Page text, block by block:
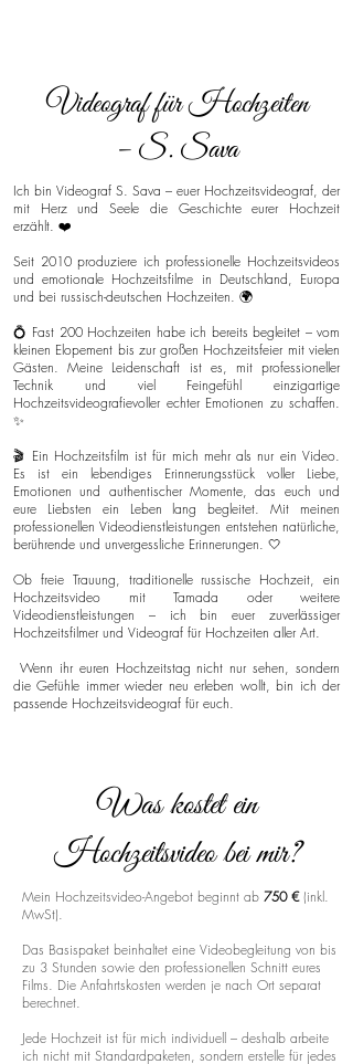
Videograf für Hochzeiten
– S. Sava
Ich bin Videograf S. Sava – euer Hochzeitsvideograf, der
mit Herz und Seele die Geschichte eurer Hochzeit
erzählt. ❤️
Seit 2010 produziere ich professionelle Hochzeitsvideos
und emotionale Hochzeitsfilme in Deutschland, Europa
und bei russisch-deutschen Hochzeiten. 🌍
💍 Fast 200 Hochzeiten habe ich bereits begleitet – vom
kleinen Elopement bis zur großen Hochzeitsfeier mit vielen
Gästen. Meine Leidenschaft ist es, mit professioneller
Technik und viel Feingefühl einzigartige
Hochzeitsvideografievoller echter Emotionen zu schaffen.
✨
🎬 Ein Hochzeitsfilm ist für mich mehr als nur ein Video.
Es ist ein lebendiges Erinnerungsstück voller Liebe,
Emotionen und authentischer Momente, das euch und
eure Liebsten ein Leben lang begleitet. Mit meinen
professionellen Videodienstleistungen entstehen natürliche,
berührende und unvergessliche Erinnerungen. 🤍
Ob freie Trauung, traditionelle russische Hochzeit, ein
Hochzeitsvideo mit Tamada oder weitere
Videodienstleistungen – ich bin euer zuverlässiger
Hochzeitsfilmer und Videograf für Hochzeiten aller Art.
Wenn ihr euren Hochzeitstag nicht nur sehen, sondern
die Gefühle immer wieder neu erleben wollt, bin ich der
passende Hochzeitsvideograf für euch.
Was kostet ein
Hochzeitsvideo bei mir?
Mein Hochzeitsvideo-Angebot beginnt ab 750 € (inkl.
MwSt).
Das Basispaket beinhaltet eine Videobegleitung von bis
zu 3 Stunden sowie den professionellen Schnitt eures
Films. Die Anfahrtskosten werden je nach Ort separat
berechnet.
Jede Hochzeit ist für mich individuell – deshalb arbeite
ich nicht mit Standardpaketen, sondern erstelle für jedes